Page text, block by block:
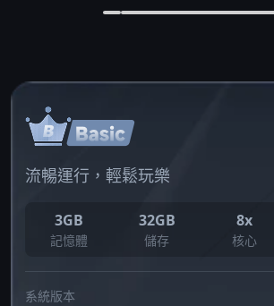
流暢運行，輕鬆玩樂
3GB
記憶體
32GB
儲存
8x
核心
系統版本